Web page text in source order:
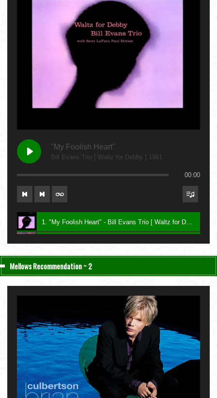
"My Foolish Heart"
Bill Evans Trio [ Waltz for Debby ] 1961
00:00
Mellows Recommendation ~ 2